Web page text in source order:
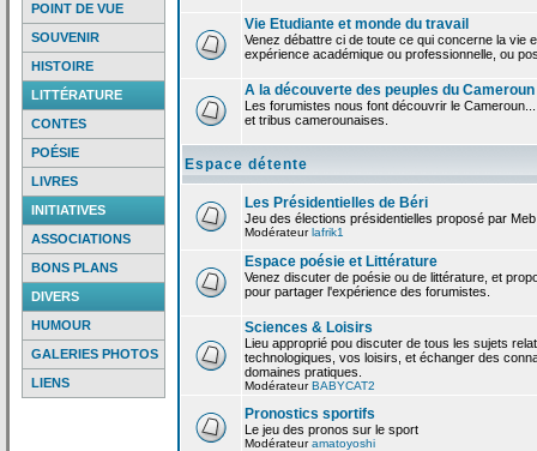
POINT DE VUE
SOUVENIR
HISTOIRE
LITTÉRATURE
CONTES
POÉSIE
LIVRES
INITIATIVES
ASSOCIATIONS
BONS PLANS
DIVERS
HUMOUR
GALERIES PHOTOS
LIENS
Vie Etudiante et monde du travail
Venez débattre ci de toute ce qui concerne la vie
expérience académique ou professionnelle, ou
A la découverte des peuples du Cameroun
Les forumistes nous font découvrir le
et tribus camerounaises.
Espace détente
Les Présidentielles de Béri
Jeu des élections présidentielles proposé par Meb
Modérateurlafrik1
Espace poésie et Littérature
Venez discuter de poésie ou de littérature, et
pour partager l'expérience des forumistes.
Sciences & Loisirs
Lieu approprié pou discuter de tous les sujets
technologiques, vos loisirs, et échanger des
domaines pratiques.
ModérateurBABYCAT2
Pronostics sportifs
Le jeu des pronos sur le sport
Modérateuramatoyoshi